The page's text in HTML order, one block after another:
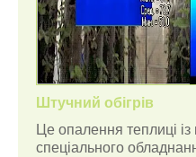
Штучний обігрів
Це опалення теплиці
спеціального